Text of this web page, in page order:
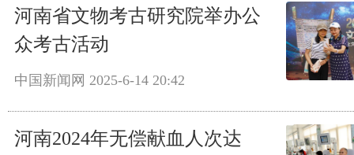
河南省文物考古研究院举办公
众考古活动
中国新闻网 2025-6-14 20:42
河南2024年无偿献血人次达